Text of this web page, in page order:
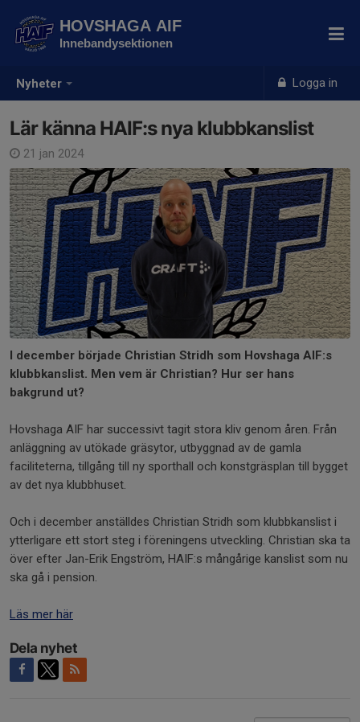
Nyheter Logga in
HOVSHAGA AIF
Innebandysektionen
Lär känna HAIF:s nya klubbkanslist
21 jan 2024
I december började Christian Stridh som Hovshaga AIF:s
klubbkanslist. Men vem är Christian? Hur ser hans
bakgrund ut?
Hovshaga AIF har successivt tagit stora kliv genom åren. Från
anläggning av utökade gräsytor, utbyggnad av de gamla
faciliteterna, tillgång till ny sporthall och konstgräsplan till bygget
av det nya klubbhuset.
Och i december anställdes Christian Stridh som klubbkanslist i
ytterligare ett stort steg i föreningens utveckling. Christian ska ta
över efter Jan-Erik Engström, HAIF:s mångårige kanslist som nu
ska gå i pension.
Läs mer här
Dela nyhet